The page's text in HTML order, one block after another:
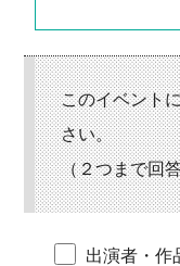
このイベント
さい。
（２つまで回
出演者・作